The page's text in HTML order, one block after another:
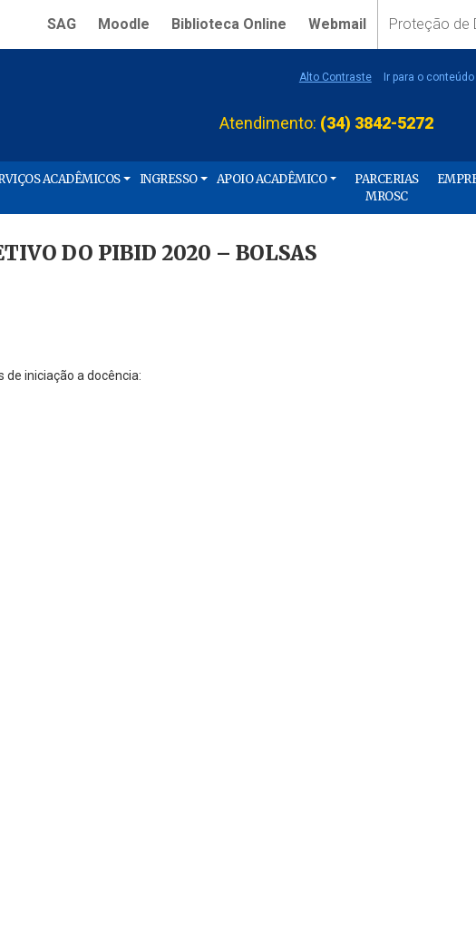
SAG Moodle Biblioteca Online Webmail Proteção de
Alto Contraste Ir para o conteúdo
Atendimento: (34) 3842-5272
ACADÊMICOS INGRESSO APOIO ACADÊMICO
PARCERIAS
MROSC
DO PIBID 2020 – BOLSAS
iniciação a docência: